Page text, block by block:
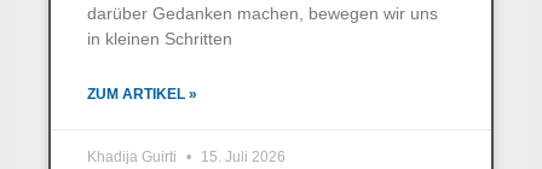
darüber Gedanken machen, bewegen wir uns
in kleinen Schritten
ZUM ARTIKEL »
Khadija Guirti 15. Juli 2026